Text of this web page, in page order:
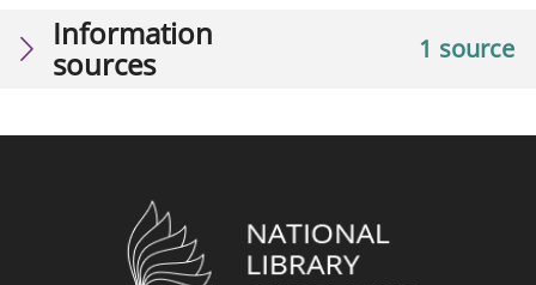
1 source
Information
sources